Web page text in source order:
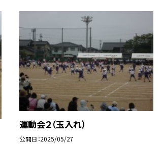
運動会２（玉入れ）
公開日 2025/05/27